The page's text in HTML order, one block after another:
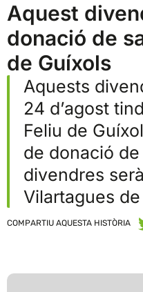
Aquest
donació de
de Guíxols
Aquests
24 d’agost
Feliu de
de donació
divendres
Vilartagues de
COMPARTIU AQUESTA HISTÒRIA